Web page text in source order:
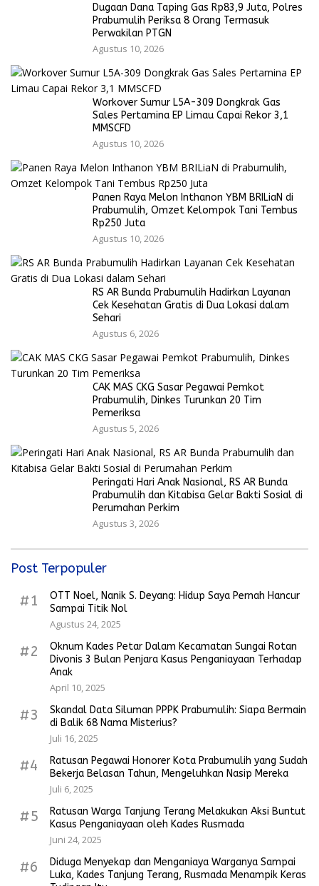
Dugaan Dana Taping Gas Rp83,9 Juta, Polres
Prabumulih Periksa 8 Orang Termasuk
Perwakilan PTGN
Agustus 10, 2026
Workover Sumur L5A-309 Dongkrak Gas
Sales Pertamina EP Limau Capai Rekor 3,1
MMSCFD
Agustus 10, 2026
Panen Raya Melon Inthanon YBM BRILiaN di
Prabumulih, Omzet Kelompok Tani Tembus
Rp250 Juta
Agustus 10, 2026
RS AR Bunda Prabumulih Hadirkan Layanan
Cek Kesehatan Gratis di Dua Lokasi dalam
Sehari
Agustus 6, 2026
CAK MAS CKG Sasar Pegawai Pemkot
Prabumulih, Dinkes Turunkan 20 Tim
Pemeriksa
Agustus 5, 2026
Peringati Hari Anak Nasional, RS AR Bunda
Prabumulih dan Kitabisa Gelar Bakti Sosial di
Perumahan Perkim
Agustus 3, 2026
Post Terpopuler
#1
OTT Noel, Nanik S. Deyang: Hidup Saya Pernah Hancur
Sampai Titik Nol
Agustus 24, 2025
#2
Oknum Kades Petar Dalam Kecamatan Sungai Rotan
Divonis 3 Bulan Penjara Kasus Penganiayaan Terhadap
Anak
April 10, 2025
#3
Skandal Data Siluman PPPK Prabumulih: Siapa Bermain
di Balik 68 Nama Misterius?
Juli 16, 2025
#4
Ratusan Pegawai Honorer Kota Prabumulih yang Sudah
Bekerja Belasan Tahun, Mengeluhkan Nasip Mereka
Juli 6, 2025
#5
Ratusan Warga Tanjung Terang Melakukan Aksi Buntut
Kasus Penganiayaan oleh Kades Rusmada
Juni 24, 2025
#6
Diduga Menyekap dan Menganiaya Warganya Sampai
Luka, Kades Tanjung Terang, Rusmada Menampik Keras